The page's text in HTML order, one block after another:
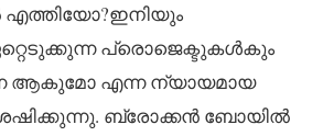
എത്തിയോ?ഇനിയും
പ്രൊജെക്ടുകള്‍കും
ആകുമോ എന്ന ന്യായമായ
ബ്രോക്കന്‍ ബോയില്‍